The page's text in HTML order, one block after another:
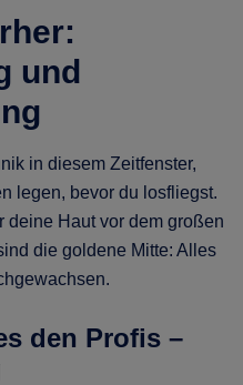
und
in diesem Zeitfenster,
legen, bevor du losfliegst.
deine Haut vor dem großen
die goldene Mitte: Alles
den Profis –